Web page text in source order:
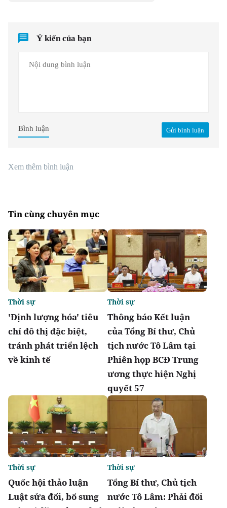
Ý kiến của bạn
Gửi bình luận
Bình luận
Xem thêm bình luận
Tin cùng chuyên mục
'Định lượng hóa' tiêu
chí đô thị đặc biệt,
tránh phát triển lệch
về kinh tế
Thời sự
Thông báo Kết luận
của Tổng Bí thư, Chủ
tịch nước Tô Lâm tại
Phiên họp BCĐ Trung
ương thực hiện Nghị
quyết 57
Thời sự
Quốc hội thảo luận
Luật sửa đổi, bổ sung
Thời sự
Tổng Bí thư, Chủ tịch
nước Tô Lâm: Phải đổi
Thời sự